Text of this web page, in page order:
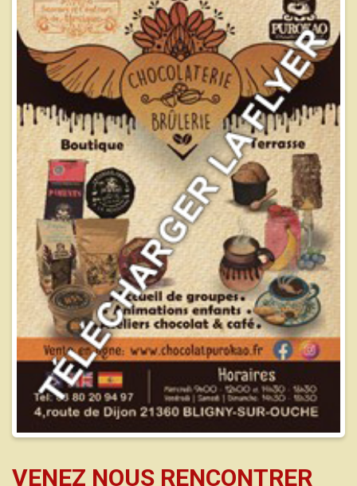
VENEZ NOUS RENCONTRER